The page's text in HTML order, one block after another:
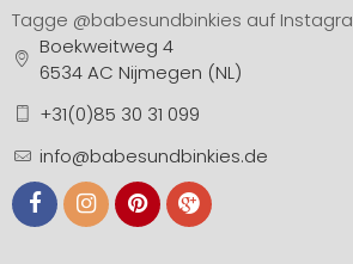
Tagge @babesundbinkies auf
Boekweitweg 4
6534 AC Nijmegen (NL)
+31(0)85 30 31 099
info@babesundbinkies.de